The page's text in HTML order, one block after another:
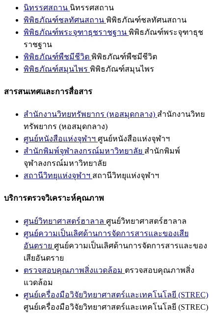
นิทรรศสถาน นิทรรศสถาน
พิพิธภัณฑ์ชลทัศนสถาน พิพิธภัณฑ์ชลทัศนสถาน
พิพิธภัณฑ์พระจุฑาธุชราชฐาน พิพิธภัณฑ์พระจุฑาธุช
ราชฐาน
พิพิธภัณฑ์พืชมีชีวิต พิพิธภัณฑ์พืชมีชีวิต
พิพิธภัณฑ์สมุนไพร พิพิธภัณฑ์สมุนไพร
สารสนเทศและการสื่อสาร
สำนักงานวิทยทรัพยากร (หอสมุดกลาง) สำนักงานวิทย
ทรัพยากร (หอสมุดกลาง)
ศูนย์หนังสือแห่งจุฬาฯ ศูนย์หนังสือแห่งจุฬาฯ
สำนักพิมพ์จุฬาลงกรณ์มหาวิทยาลัย สำนักพิมพ์
จุฬาลงกรณ์มหาวิทยาลัย
สถานีวิทยุแห่งจุฬาฯ สถานีวิทยุแห่งจุฬาฯ
บริการตรวจวิเคราะห์คุณภาพ
ศูนย์วิทยาศาสตร์ฮาลาล ศูนย์วิทยาศาสตร์ฮาลาล
ศูนย์ความเป็นเลิศด้านการจัดการสารและของเสีย
อันตราย ศูนย์ความเป็นเลิศด้านการจัดการสารและของ
เสียอันตราย
ตรวจสอบคุณภาพสิ่งแวดล้อม ตรวจสอบคุณภาพสิ่ง
แวดล้อม
ศูนย์เครื่องมือวิจัยวิทยาศาสตร์และเทคโนโลยี (STREC)
ศูนย์เครื่องมือวิจัยวิทยาศาสตร์และเทคโนโลยี (STREC)